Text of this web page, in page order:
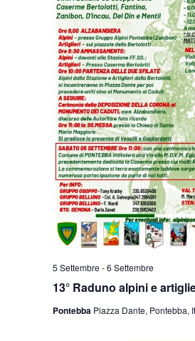
13° Raduno alpini e
5 Settembre -6 Settembre
Pontebba Piazza Dante, Pontebba,